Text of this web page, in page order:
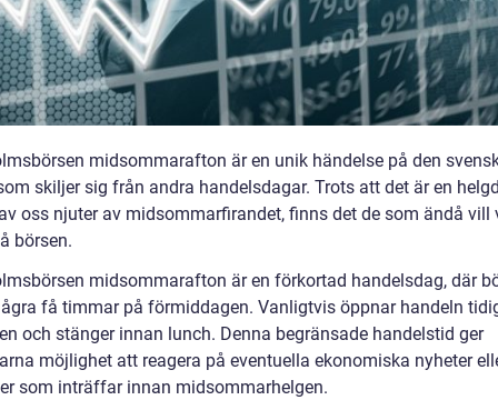
midsommarafton är en unik händelse på den
skiljer sig från andra handelsdagar. Trots att det är en
oss njuter av midsommarfirandet, finns det de som ändå vill
börsen.
midsommarafton är en förkortad handelsdag, där
få timmar på förmiddagen. Vanligtvis öppnar handeln
och stänger innan lunch. Denna begränsade handelstid ger
möjlighet att reagera på eventuella ekonomiska nyheter
som inträffar innan midsommarhelgen.